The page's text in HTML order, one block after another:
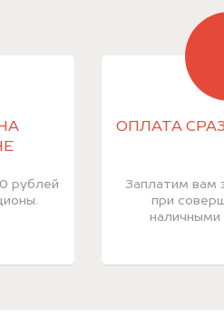
рублей
ОПЛАТА
Заплатим вам
при
наличными